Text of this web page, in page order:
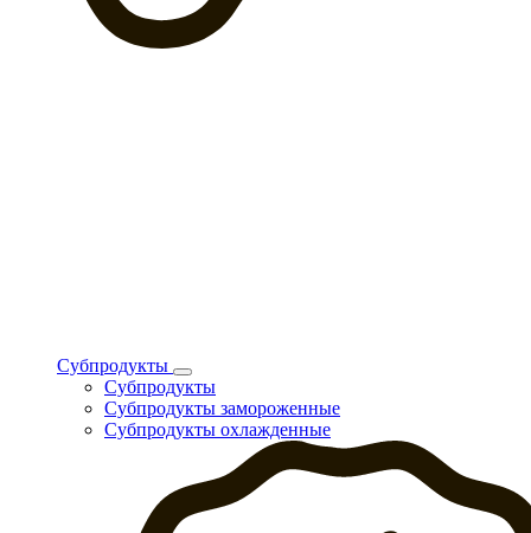
Субпродукты
Субпродукты
Субпродукты замороженные
Субпродукты охлажденные